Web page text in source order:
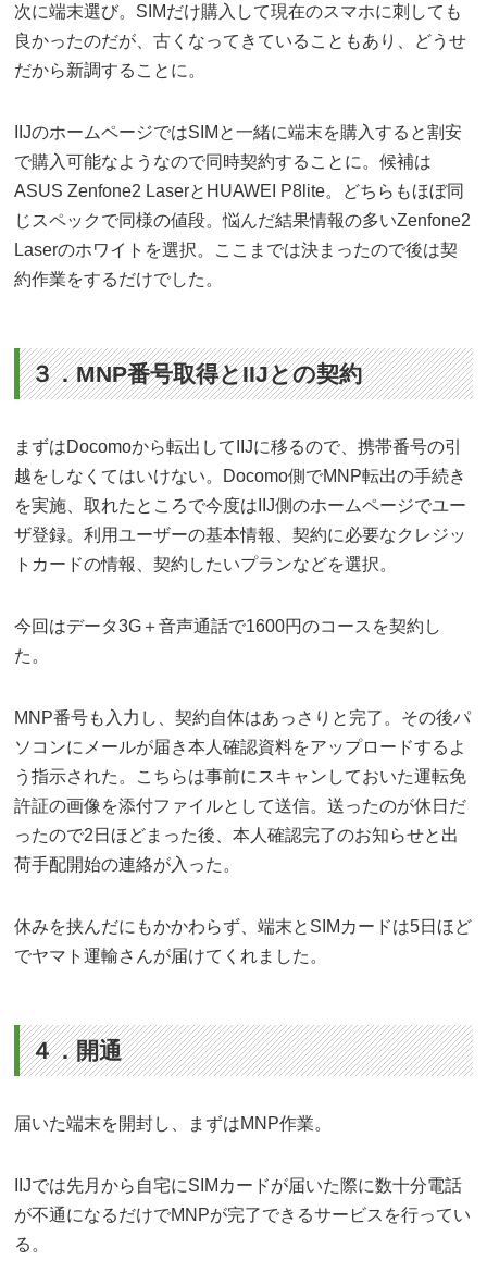
次に端末選び。SIMだけ購入して現在のスマホに刺しても
良かったのだが、古くなってきていることもあり、どうせ
だから新調することに。
IIJのホームページではSIMと一緒に端末を購入すると割安
で購入可能なようなので同時契約することに。候補は
ASUS Zenfone2 LaserとHUAWEI P8lite。どちらもほぼ同
じスペックで同様の値段。悩んだ結果情報の多いZenfone2
Laserのホワイトを選択。ここまでは決まったので後は契
約作業をするだけでした。
３．MNP番号取得とIIJとの契約
まずはDocomoから転出してIIJに移るので、携帯番号の引
越をしなくてはいけない。Docomo側でMNP転出の手続き
を実施、取れたところで今度はIIJ側のホームページでユー
ザ登録。利用ユーザーの基本情報、契約に必要なクレジッ
トカードの情報、契約したいプランなどを選択。
今回はデータ3G＋音声通話で1600円のコースを契約し
た。
MNP番号も入力し、契約自体はあっさりと完了。その後パ
ソコンにメールが届き本人確認資料をアップロードするよ
う指示された。こちらは事前にスキャンしておいた運転免
許証の画像を添付ファイルとして送信。送ったのが休日だ
ったので2日ほどまった後、本人確認完了のお知らせと出
荷手配開始の連絡が入った。
休みを挟んだにもかかわらず、端末とSIMカードは5日ほど
でヤマト運輸さんが届けてくれました。
４．開通
届いた端末を開封し、まずはMNP作業。
IIJでは先月から自宅にSIMカードが届いた際に数十分電話
が不通になるだけでMNPが完了できるサービスを行ってい
る。